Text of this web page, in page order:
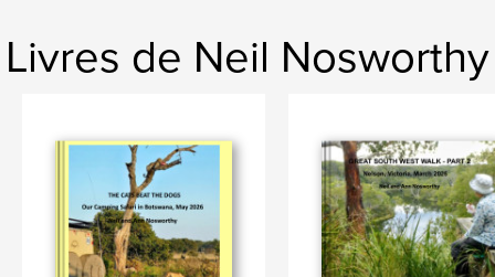
Livres de Neil Nosworthy